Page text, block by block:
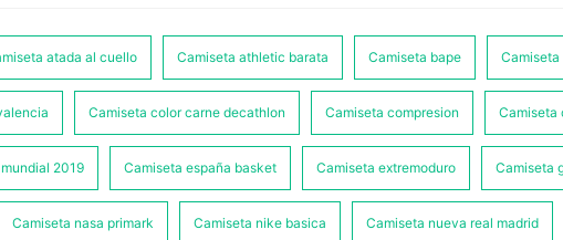
atada al cuello Camiseta athletic barata Camiseta bape
Camiseta color carne decathlon Camiseta compresion Camiseta
2019 Camiseta españa basket Camiseta extremoduro Camiseta
Camiseta nasa primark Camiseta nike basica Camiseta nueva real madrid